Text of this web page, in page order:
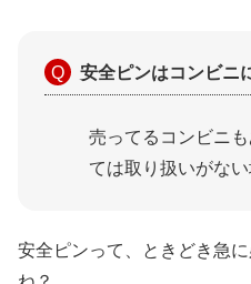
安全ピンはコンビニ
売ってるコンビニ
ては取り扱いがない
安全ピンって、ときどき急